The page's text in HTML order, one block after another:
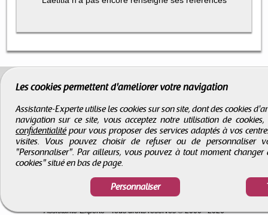
-Infos légales-Droits d'auteur
Assistante-Experte- Tous droits réservés © 2000 - 2026
Les cookies permettent d'améliorer votre navigation
Assistante-Experte utilise les cookies sur son site, dont des cookies
navigation sur ce site, vous acceptez notre utilisation de
confidentialitépour vous proposer des services adaptés à vos
visites. Vous pouvez choisir de refuser ou de
"Personnaliser". Par ailleurs, vous pouvez à tout moment
cookies" situé en bas de page.
Personnaliser